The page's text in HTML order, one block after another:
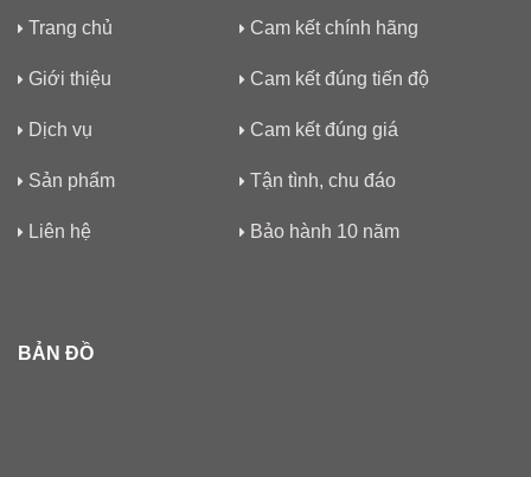
Trang chủ
Giới thiệu
Dịch vụ
Sản phẩm
Liên hệ
Cam kết chính hãng
Cam kết đúng tiến độ
Cam kết đúng giá
Tận tình, chu đáo
Bảo hành 10 năm
BẢN ĐỒ